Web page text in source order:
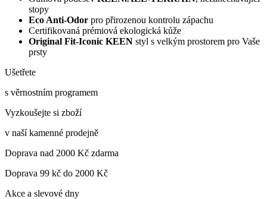
stopy
Eco Anti-Odor pro přirozenou kontrolu zápachu
Certifikovaná prémiová ekologická kůže
Original Fit-Iconic KEEN styl s velkým prostorem pro Vaše
prsty
Ušetřete
s věrnostním programem
Vyzkoušejte si zboží
v naší kamenné prodejně
Doprava nad 2000 Kč zdarma
Doprava 99 kč do 2000 Kč
Akce a slevové dny